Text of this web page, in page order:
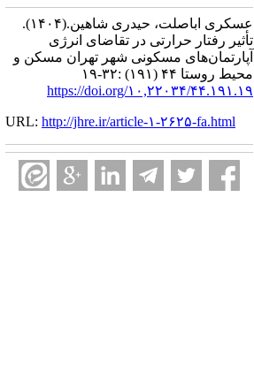
عسکری اباصلت، حیدری شاهین.(۱۴۰۴).
تأثیر رفتار حرارتی در تقاضای انرژی
آپارتمان‌های مسکونی شهر تهران مسکن و
محیط روستا ۴۴ (۱۹۱) :۳۲-۱۹
https://doi.org/۱۰,۲۲۰۳۴/۴۴.۱۹۱.۱۹
URL: http://jhre.ir/article-۱-۲۶۲۵-fa.html